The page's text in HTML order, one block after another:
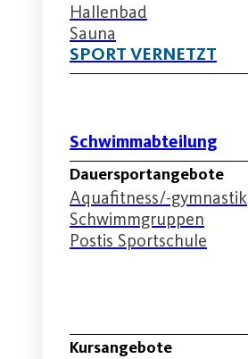
Hallenbad
Sauna
SPORT VERNETZT
Schwimmabteilung
Dauersportangebote
Aquafitness/-gymnastik
Schwimmgruppen
Postis Sportschule
Kursangebote